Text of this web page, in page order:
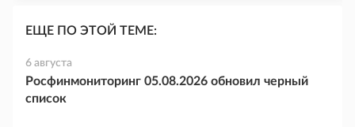
ЕЩЕ ПО ЭТОЙ ТЕМЕ:
6 августа
Росфинмониторинг 05.08.2026 обновил черный
список